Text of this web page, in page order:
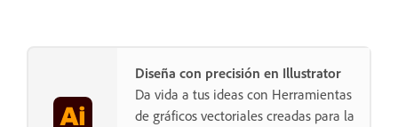
Diseña con precisión en Illustrator
Da vida a tus ideas con Herramientas
de gráficos vectoriales creadas para la